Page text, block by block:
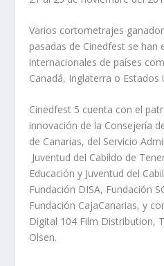
Varios cortometrajes
pasadas de Cinedfest se han
internacionales de países
Canadá, Inglaterra o Estados
Cinedfest 5 cuenta con el
innovación de la Consejería
de Canarias, del Servicio
Juventud del Cabildo de
Educación y Juventud del
Fundación DISA, Fundación
Fundación CajaCanarias, y
Digital 104 Film Distribution,
Olsen.